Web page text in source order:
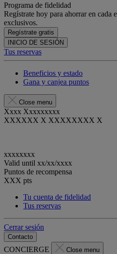
Programa de fidelidad
Regístrate hoy para ahorrar en cada
exclusivos.
Regístrate gratis
INICIO DE SESIÓN
Tus reservas
Beneficios y estado
Gana y canjea puntos
Close menu
Xxxx Xxxxxxxxx
XXXXXX X XXXXXXXX X
xxxxxxxx
Valid until xx/xx/xxxx
Puntos de recompensa
XXX pts
Tu cuenta de fidelidad
Tus reservas
Cerrar sesión
Contacto
CONCIERGE Close menu